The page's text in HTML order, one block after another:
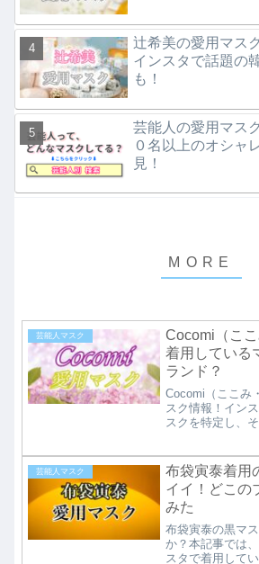
辻希美の愛用マス
インスタで話題の
も！
芸能人の愛用マス
０名以上のオシャ
見！
芸能人マスク
Cocomi（こ
着用している
ランド？
Cocomi（ここみ
スク情報！イン
スクを特定し、
名、さらには通
プまで紹介して
さんや母・工藤
Koki,さんとお揃
場！ファン必見
芸能人マスク
布袋寅泰着用
イイ！どこの
みた
布袋寅泰の黒マ
か？本記事では
スタで着用して